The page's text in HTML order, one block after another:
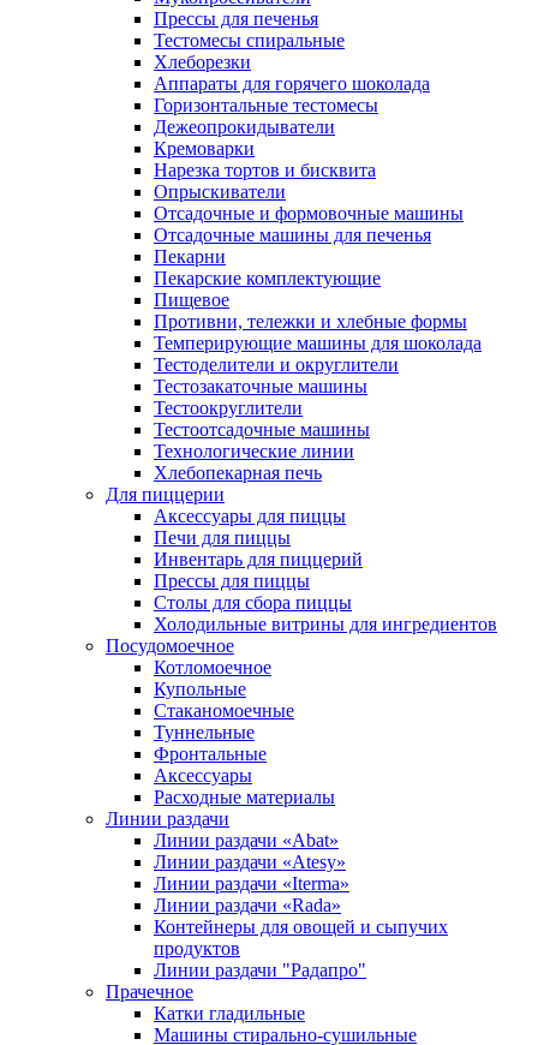
Прессы для печенья
Тестомесы спиральные
Хлеборезки
Аппараты для горячего шоколада
Горизонтальные тестомесы
Дежеопрокидыватели
Кремоварки
Нарезка тортов и бисквита
Опрыскиватели
Отсадочные и формовочные машины
Отсадочные машины для печенья
Пекарни
Пекарские комплектующие
Пищевое
Противни, тележки и хлебные формы
Темперирующие машины для шоколада
Тестоделители и округлители
Тестозакаточные машины
Тестоокруглители
Тестоотсадочные машины
Технологические линии
Хлебопекарная печь
Для пиццерии
Аксессуары для пиццы
Печи для пиццы
Инвентарь для пиццерий
Прессы для пиццы
Столы для сбора пиццы
Холодильные витрины для ингредиентов
Посудомоечное
Котломоечное
Купольные
Стаканомоечные
Туннельные
Фронтальные
Аксессуары
Расходные материалы
Линии раздачи
Линии раздачи «Abat»
Линии раздачи «Atesy»
Линии раздачи «Iterma»
Линии раздачи «Rada»
Контейнеры для овощей и сыпучих
продуктов
Линии раздачи "Радапро"
Прачечное
Катки гладильные
Машины стирально-сушильные